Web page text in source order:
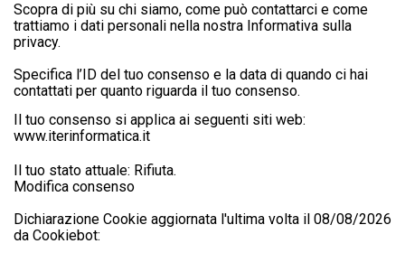
Scopra di più su chi siamo, come può contattarci e come
trattiamo i dati personali nella nostra Informativa sulla
privacy.
Specifica l’ID del tuo consenso e la data di quando ci hai
contattati per quanto riguarda il tuo consenso.
Il tuo consenso si applica ai seguenti siti web:
www.iterinformatica.it
Il tuo stato attuale: Rifiuta.
Modifica consenso
Dichiarazione Cookie aggiornata l'ultima volta il 08/08/2026
da Cookiebot: